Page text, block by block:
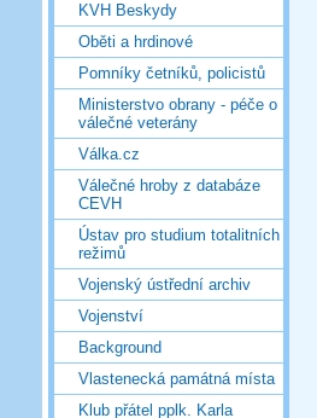
KVH Beskydy
Oběti a hrdinové
Pomníky četníků, policistů
Ministerstvo obrany - péče o
válečné veterány
Válka.cz
Válečné hroby z databáze
CEVH
Ústav pro studium totalitních
režimů
Vojenský ústřední archiv
Vojenství
Background
Vlastenecká památná místa
Klub přátel pplk. Karla